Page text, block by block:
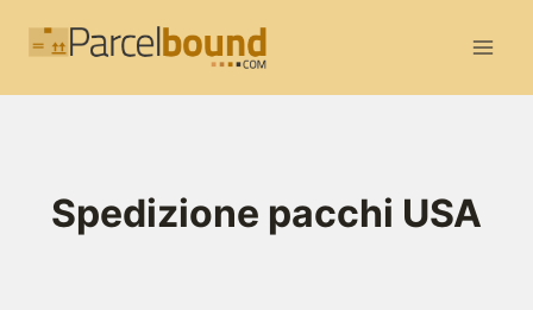
Spedizione pacchi USA